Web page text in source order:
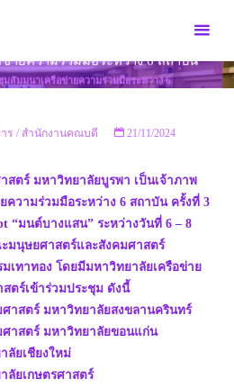
ายความร่วมมือระหว่าง 6 สถาบัน
มสัมมนาเครือข่ายความร่วมมือระหว่าง 6
ร / สำนักงานคณบดี 21/11/2024
ตร์ มหาวิทยาลัยบูรพา เป็นเจ้าภาพ
ความร่วมมือระหว่าง 6 สถาบัน ครั้งที่ 3
“มนต์บางแสน” ระหว่างวันที่ 6 – 8
นุษยศาสตร์และสังคมศาสตร์
เทาทอง โดยมีมหาวิทยาลัยเครือข่าย
ตร์เข้าร่วมประชุม ดังนี้
าสตร์ มหาวิทยาลัยสงขลานครินทร์
าสตร์ มหาวิทยาลัยขอนแก่น
ลัยเชียงใหม่
ยเกษตรศาสตร์